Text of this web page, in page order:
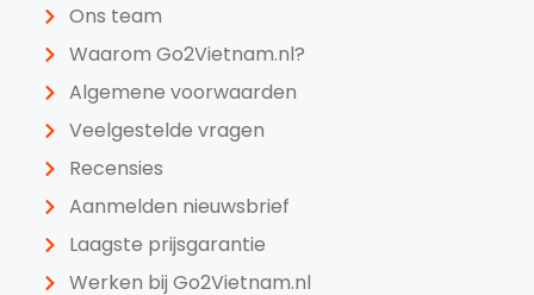
Ons team
Waarom Go2Vietnam.nl?
Algemene voorwaarden
Veelgestelde vragen
Recensies
Aanmelden nieuwsbrief
Laagste prijsgarantie
Werken bij Go2Vietnam.nl